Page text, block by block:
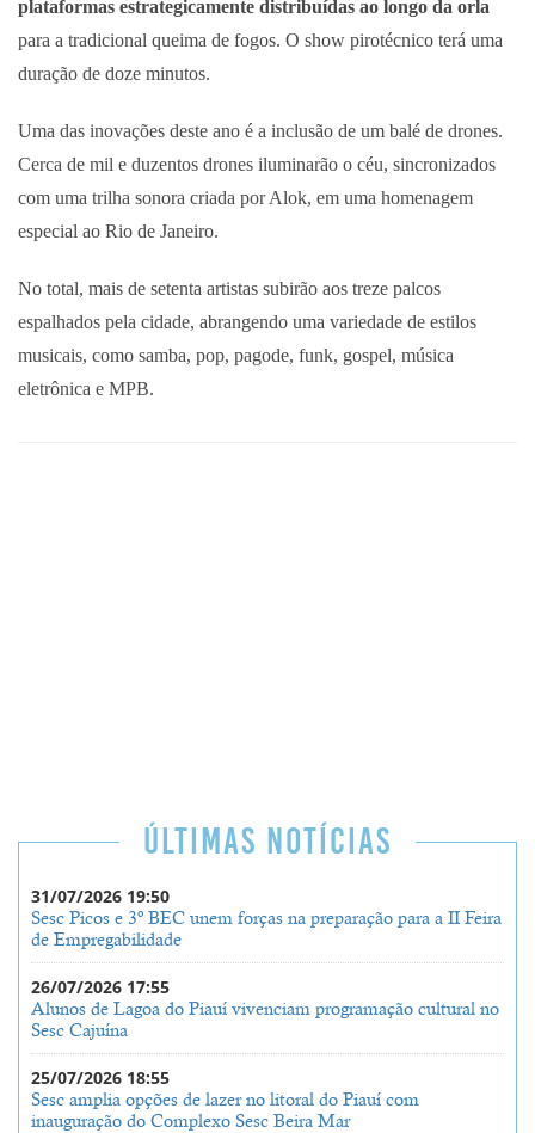
plataformas estrategicamente distribuídas ao longo da orla
para a tradicional queima de fogos. O show pirotécnico terá uma
duração de doze minutos.
Uma das inovações deste ano é a inclusão de um balé de drones.
Cerca de mil e duzentos drones iluminarão o céu, sincronizados
com uma trilha sonora criada por Alok, em uma homenagem
especial ao Rio de Janeiro.
No total, mais de setenta artistas subirão aos treze palcos
espalhados pela cidade, abrangendo uma variedade de estilos
musicais, como samba, pop, pagode, funk, gospel, música
eletrônica e MPB.
ÚLTIMAS NOTÍCIAS
31/07/2026 19:50
Sesc Picos e 3º BEC unem forças na preparação para a II Feira
de Empregabilidade
26/07/2026 17:55
Alunos de Lagoa do Piauí vivenciam programação cultural no
Sesc Cajuína
25/07/2026 18:55
Sesc amplia opções de lazer no litoral do Piauí com
inauguração do Complexo Sesc Beira Mar